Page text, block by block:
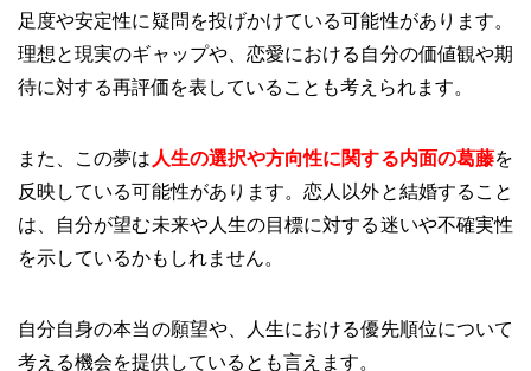
足度や安定性に疑問を投げかけている可能性があります。
理想と現実のギャップや、恋愛における自分の価値観や期
待に対する再評価を表していることも考えられます。
また、この夢は 人生の選択や方向性に関する内面の葛藤を
反映している可能性があります。恋人以外と結婚すること
は、自分が望む未来や人生の目標に対する迷いや不確実性
を示しているかもしれません。
自分自身の本当の願望や、人生における優先順位について
考える機会を提供しているとも言えます。